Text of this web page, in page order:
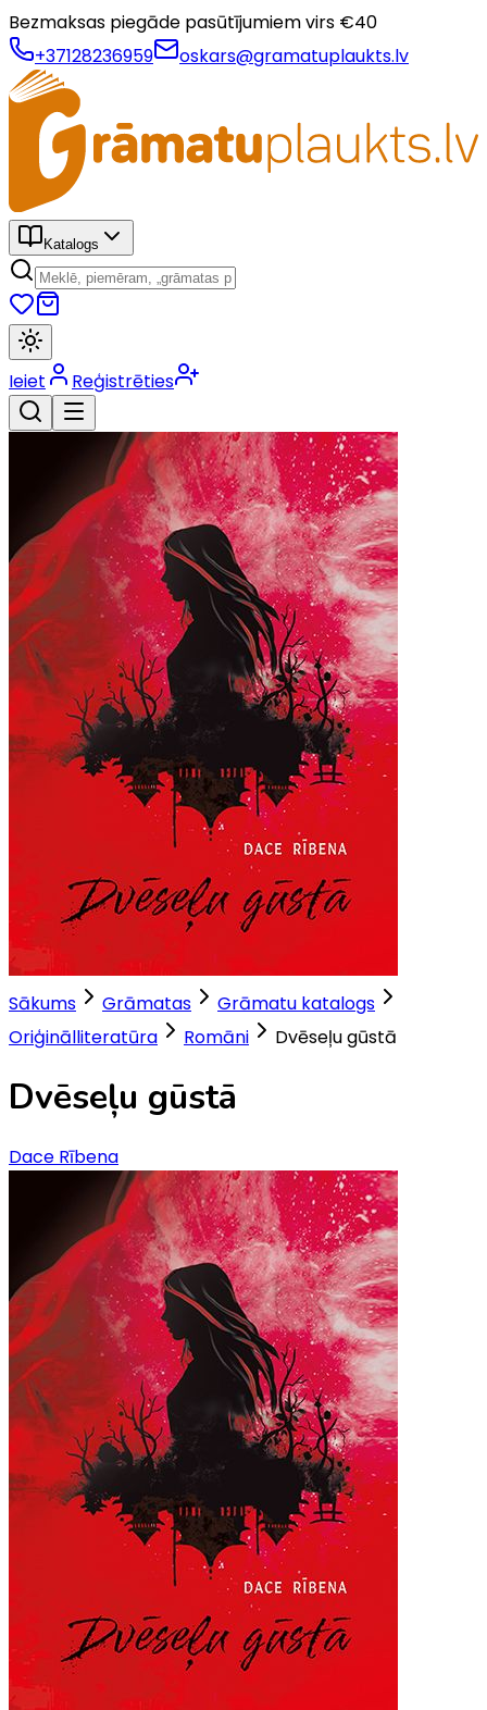
Bezmaksas piegāde pasūtījumiem virs €40
+37128236959
oskars@gramatuplaukts.lv
Katalogs
Ieiet Reģistrēties
Sākums Grāmatas
Grāmatu katalogs
Oriģinālliteratūra
Romāni Dvēseļu gūstā
Dvēseļu gūstā
Dace Rībena